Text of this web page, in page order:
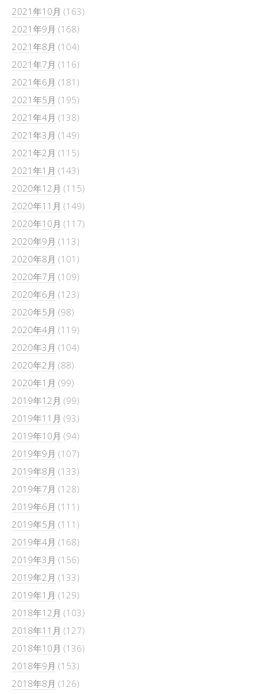
2021年10月 (163)
2021年9月 (168)
2021年8月 (104)
2021年7月 (116)
2021年6月 (181)
2021年5月 (195)
2021年4月 (138)
2021年3月 (149)
2021年2月 (115)
2021年1月 (143)
2020年12月 (115)
2020年11月 (149)
2020年10月 (117)
2020年9月 (113)
2020年8月 (101)
2020年7月 (109)
2020年6月 (123)
2020年5月 (98)
2020年4月 (119)
2020年3月 (104)
2020年2月 (88)
2020年1月 (99)
2019年12月 (99)
2019年11月 (93)
2019年10月 (94)
2019年9月 (107)
2019年8月 (133)
2019年7月 (128)
2019年6月 (111)
2019年5月 (111)
2019年4月 (168)
2019年3月 (156)
2019年2月 (133)
2019年1月 (129)
2018年12月 (103)
2018年11月 (127)
2018年10月 (136)
2018年9月 (153)
2018年8月 (126)